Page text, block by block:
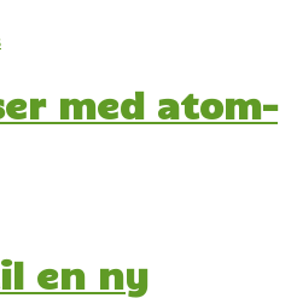
med atom-
en ny